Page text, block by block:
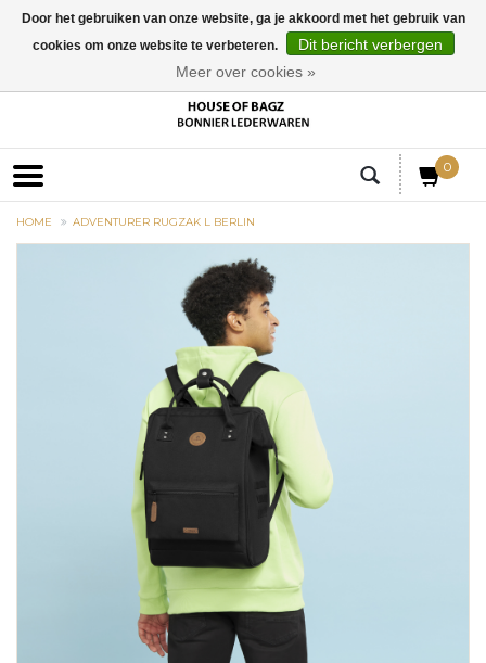
0
HOME ADVENTURER RUGZAK L BERLIN
Door het gebruiken van onze website, ga je akkoord met het gebruik van
cookies om onze website te verbeteren.
Dit bericht verbergen
Meer over cookies »